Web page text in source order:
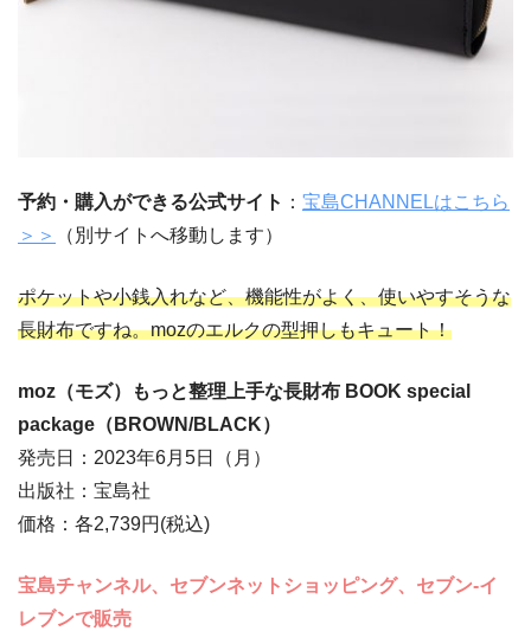
予約・購入ができる公式サイト ： 宝島CHANNELはこちら
＞＞
（別サイトへ移動します）
ポケットや小銭入れなど、機能性がよく、使いやすそうな
長財布ですね。mozのエルクの型押しもキュート！
moz（モズ）もっと整理上手な長財布 BOOK special
package（BROWN/BLACK）
発売日：2023年6月5日（月）
出版社：宝島社
価格：各2,739円(税込)
宝島チャンネル、セブンネットショッピング、セブン‐イ
レブンで販売